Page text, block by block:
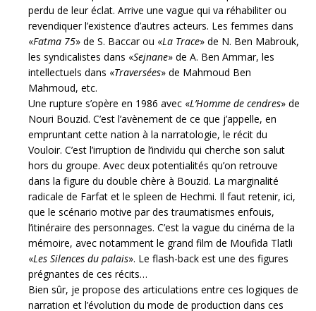
perdu de leur éclat. Arrive une vague qui va réhabiliter ou
revendiquer l’existence d’autres acteurs. Les femmes dans
«Fatma 75» de S. Baccar ou «La Trace» de N. Ben Mabrouk,
les syndicalistes dans «Sejnane» de A. Ben Ammar, les
intellectuels dans «Traversées» de Mahmoud Ben
Mahmoud, etc.
Une rupture s’opère en 1986 avec «L’Homme de cendres» de
Nouri Bouzid. C’est l’avènement de ce que j’appelle, en
empruntant cette nation à la narratologie, le récit du
Vouloir. C’est l’irruption de l’individu qui cherche son salut
hors du groupe. Avec deux potentialités qu’on retrouve
dans la figure du double chère à Bouzid. La marginalité
radicale de Farfat et le spleen de Hechmi. Il faut retenir, ici,
que le scénario motive par des traumatismes enfouis,
l’itinéraire des personnages. C’est la vague du cinéma de la
mémoire, avec notamment le grand film de Moufida Tlatli
«Les Silences du palais». Le flash-back est une des figures
prégnantes de ces récits…
Bien sûr, je propose des articulations entre ces logiques de
narration et l’évolution du mode de production dans ces